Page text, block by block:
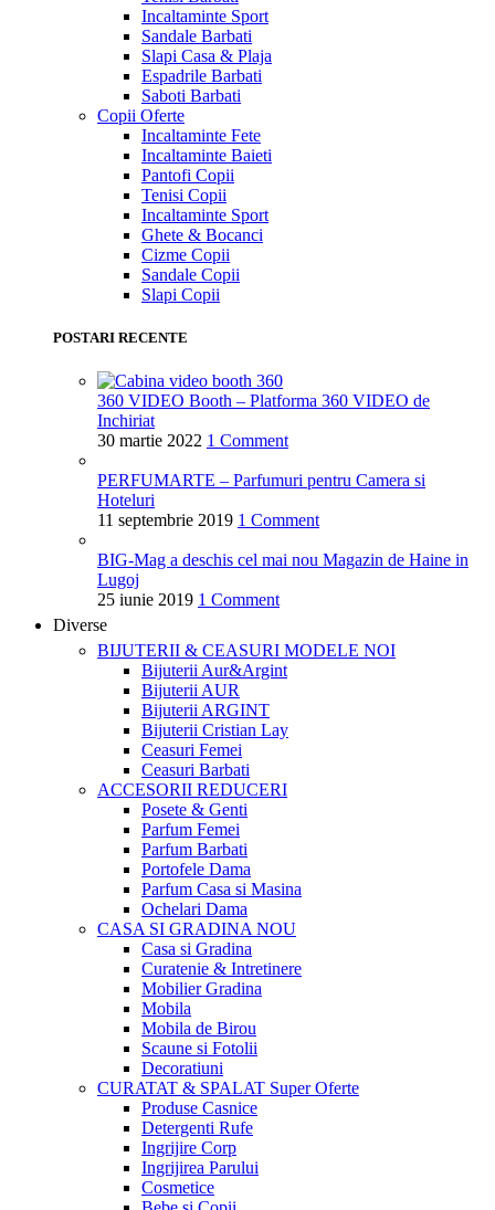
Incaltaminte Sport
Sandale Barbati
Slapi Casa & Plaja
Espadrile Barbati
Saboti Barbati
Copii Oferte
Incaltaminte Fete
Incaltaminte Baieti
Pantofi Copii
Tenisi Copii
Incaltaminte Sport
Ghete & Bocanci
Cizme Copii
Sandale Copii
Slapi Copii
POSTARI RECENTE
360 VIDEO Booth – Platforma 360 VIDEO de
Inchiriat
30 martie 2022 1 Comment
PERFUMARTE – Parfumuri pentru Camera si
Hoteluri
11 septembrie 2019 1 Comment
BIG-Mag a deschis cel mai nou Magazin de Haine in
Lugoj
25 iunie 2019 1 Comment
Diverse
BIJUTERII & CEASURI MODELE NOI
Bijuterii Aur&Argint
Bijuterii AUR
Bijuterii ARGINT
Bijuterii Cristian Lay
Ceasuri Femei
Ceasuri Barbati
ACCESORII REDUCERI
Posete & Genti
Parfum Femei
Parfum Barbati
Portofele Dama
Parfum Casa si Masina
Ochelari Dama
CASA SI GRADINANOU
Casa si Gradina
Curatenie & Intretinere
Mobilier Gradina
Mobila
Mobila de Birou
Scaune si Fotolii
Decoratiuni
CURATAT & SPALAT Super Oferte
Produse Casnice
Detergenti Rufe
Ingrijire Corp
Ingrijirea Parului
Cosmetice